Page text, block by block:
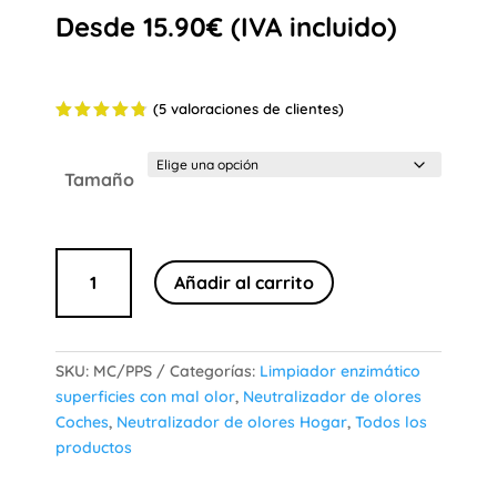
Desde 15.90€ (IVA incluido)
base a
(5valoraciones de clientes)
Tamaño
Neutralizador
Penetrator»
cantidad
Añadir al carrito
SKU: MC/PPS Categorías: Limpiador enzimático
superficies con mal olor, Neutralizador de olores
Coches, Neutralizador de olores Hogar, Todos los
productos